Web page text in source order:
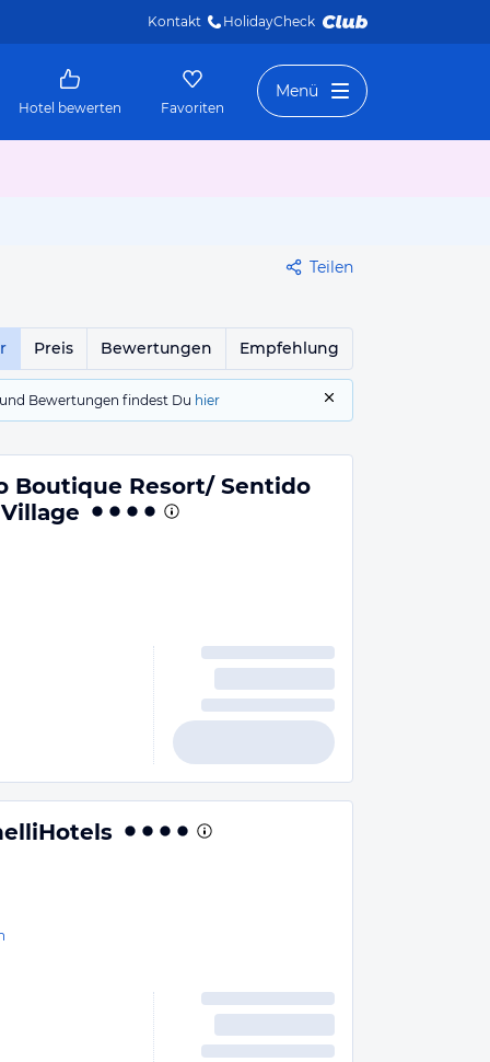
Kontakt HolidayCheck
Hotel bewerten Favoriten
Menü
Teilen
Preis Bewertungen Empfehlung
Bewertungen findest Du hier
Boutique Resort/ Sentido